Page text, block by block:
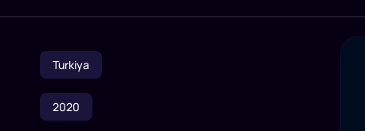
Turkiya
2020